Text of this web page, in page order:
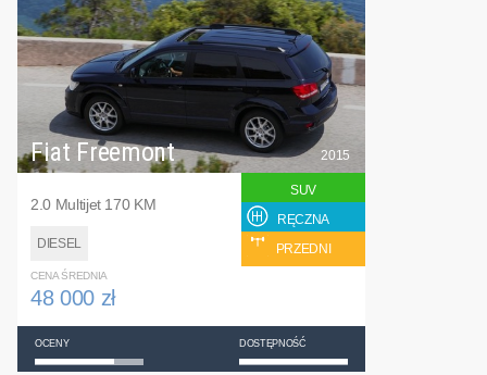
Fiat Freemont
2.0 Multijet 170 KM
DIESEL
2015
SUV
RĘCZNA
PRZEDNI
CENA ŚREDNIA
48 000 zł
OCENY DOSTĘPNOŚĆ